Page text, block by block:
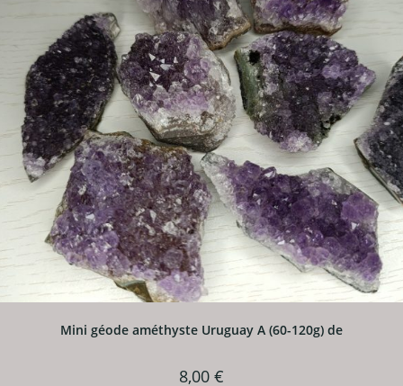
Mini géode améthyste Uruguay A (60-120g) de
8,00 €